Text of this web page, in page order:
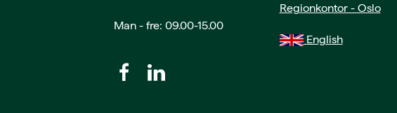
Man - fre: 09.00-15.00
Regionkontor - Oslo
English